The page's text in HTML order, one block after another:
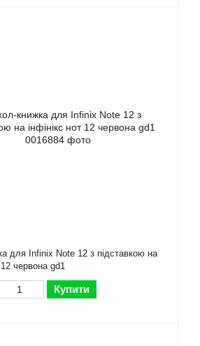
для Infinix Note 12 з підставкою на
12 червона gd1
Купити